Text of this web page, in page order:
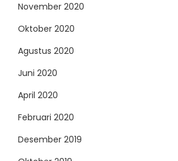
November 2020
Oktober 2020
Agustus 2020
Juni 2020
April 2020
Februari 2020
Desember 2019